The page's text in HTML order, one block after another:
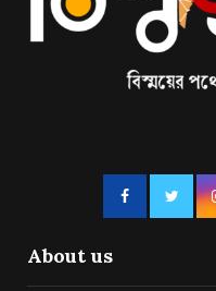
About us